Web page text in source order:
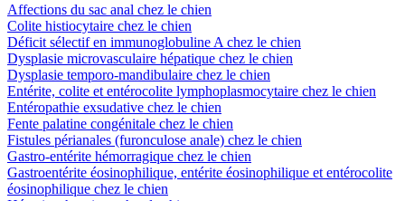
Affections du sac anal chez le chien
Colite histiocytaire chez le chien
Déficit sélectif en immunoglobuline A chez le chien
Dysplasie microvasculaire hépatique chez le chien
Dysplasie temporo-mandibulaire chez le chien
Entérite, colite et entérocolite lymphoplasmocytaire chez le chien
Entéropathie exsudative chez le chien
Fente palatine congénitale chez le chien
Fistules périanales (furonculose anale) chez le chien
Gastro-entérite hémorragique chez le chien
Gastroentérite éosinophilique, entérite éosinophilique et entérocolite
éosinophilique chez le chien